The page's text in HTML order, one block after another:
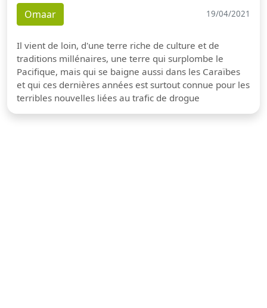
Omaar 19/04/2021
Il vient de loin, d'une terre riche de culture et de
traditions millénaires, une terre qui surplombe le
Pacifique, mais qui se baigne aussi dans les Caraïbes
et qui ces dernières années est surtout connue pour les
terribles nouvelles liées au trafic de drogue